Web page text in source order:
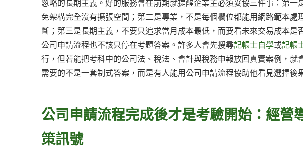
忽略的長期主義。好的服務會在前期就提醒企業主必須妥協三件事：第
免架構完全沒有擴張空間；第二是專業，不是每個欄位都能用網路範本
斷；第三是長期主義，不要只追求當月成本最低，而要看未來交易成本
公司申請流程也不該只停在考題答案。許多人會先搜尋記帳士自學或記帳
行，但若能把考科中的公司法、稅法、會計與稅務申報放回真實案例，
需要的不是一套制式答案，而是有人能用公司申請流程協助他看見選擇後
公司申請流程完成後才是考驗開始：經營
策訊號